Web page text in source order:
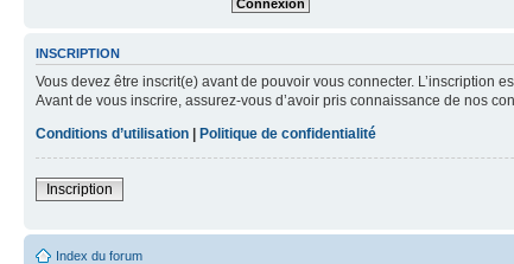
INSCRIPTION
Vous devez être inscrit(e) avant de pouvoir vous connecter. L’inscription
Avant de vous inscrire, assurez-vous d’avoir pris connaissance de nos
Conditions d’utilisation | Politique de confidentialité
Inscription
Index du forum